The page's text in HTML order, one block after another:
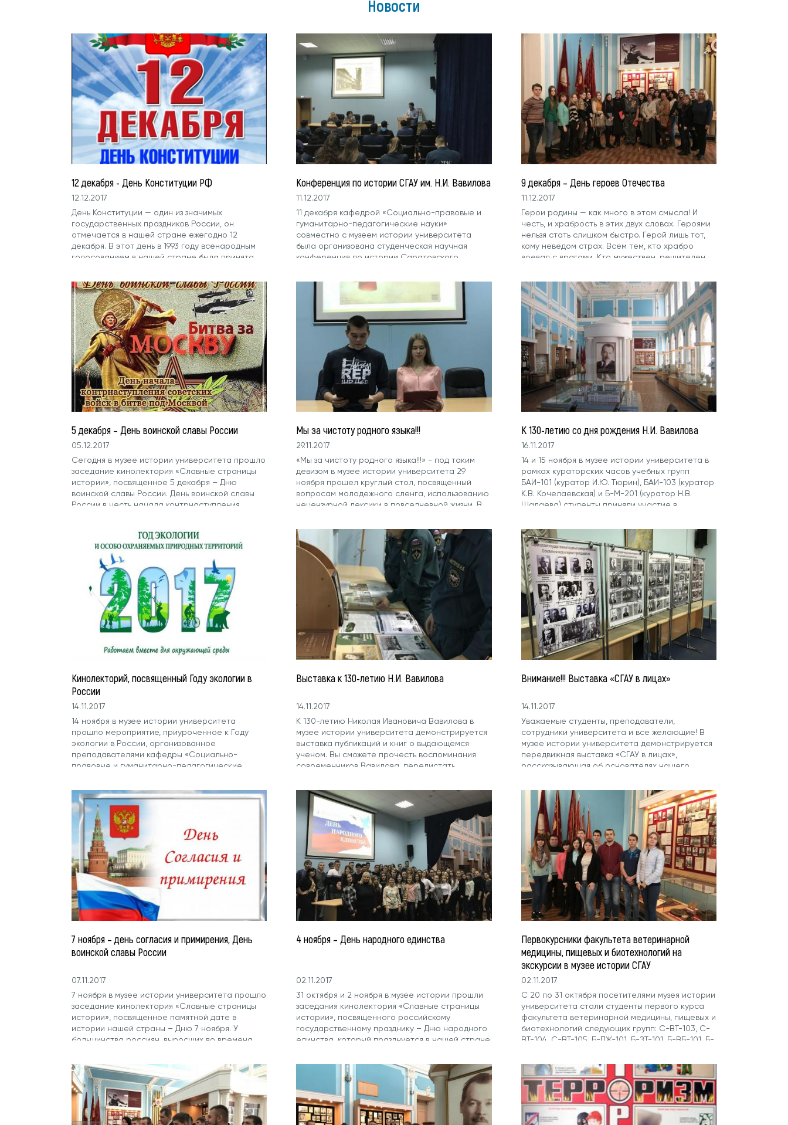
Новости
12 декабря - День Конституции РФ
12.12.2017
День Конституции — один из значимых
государственных праздников России, он
отмечается в нашей стране ежегодно 12
декабря. В этот день в 1993 году всенародным
голосованием в нашей стране была принята
Конференция по истории СГАУ им. Н.И. Вавилова
11.12.2017
11 декабря кафедрой «Социально-правовые и
гуманитарно-педагогические науки»
совместно с музеем истории университета
была организована студенческая научная
конференция по истории Саратовского
9 декабря – День героев Отечества
11.12.2017
Герои родины — как много в этом смысла! И
честь, и храбрость в этих двух словах. Героями
нельзя стать слишком быстро. Герой лишь тот,
кому неведом страх. Всем тем, кто храбро
воевал с врагами, Кто мужествен, решителен
5 декабря – День воинской славы России
05.12.2017
Сегодня в музее истории университета прошло
заседание кинолектория «Славные страницы
истории», посвященное 5 декабря – Дню
воинской славы России. День воинской славы
России в честь начала контрнаступления
Мы за чистоту родного языка!!!
29.11.2017
«Мы за чистоту родного языка!!!» - под таким
девизом в музее истории университета 29
ноября прошел круглый стол, посвященный
вопросам молодежного сленга, использованию
нецензурной лексики в повседневной жизни. В
К 130-летию со дня рождения Н.И. Вавилова
16.11.2017
14 и 15 ноября в музее истории университета в
рамках кураторских часов учебных групп
БАИ-101 (куратор И.Ю. Тюрин), БАИ-103 (куратор
К.В. Кочелаевская) и Б-М-201 (куратор Н.В.
Шалаева) студенты приняли участие в
Кинолекторий, посвященный Году экологии в
России
14.11.2017
14 ноября в музее истории университета
прошло мероприятие, приуроченное к Году
экологии в России, организованное
преподавателями кафедры «Социально-
правовые и гуманитарно-педагогические
Выставка к 130-летию Н.И. Вавилова
14.11.2017
К 130-летию Николая Ивановича Вавилова в
музее истории университета демонстрируется
выставка публикаций и книг о выдающемся
ученом. Вы сможете прочесть воспоминания
современников Вавилова, перелистать
Внимание!!! Выставка «СГАУ в лицах»
14.11.2017
Уважаемые студенты, преподаватели,
сотрудники университета и все желающие! В
музее истории университета демонстрируется
передвижная выставка «СГАУ в лицах»,
рассказывающая об основателях нашего
7 ноября – день согласия и примирения, День
воинской славы России
07.11.2017
7 ноября в музее истории университета прошло
заседание кинолектория «Славные страницы
истории», посвященное памятной дате в
истории нашей страны – Дню 7 ноября. У
большинства россиян, выросших вo времена
4 ноября – День народного единства
02.11.2017
31 октября и 2 ноября в музее истории прошли
заседания кинолектория «Славные страницы
истории», посвященного российскому
государственному празднику – Дню народного
единства, который празднуется в нашей стране
Первокурсники факультета ветеринарной
медицины, пищевых и биотехнологий на
экскурсии в музее истории СГАУ
02.11.2017
С 20 по 31 октября посетителями музея истории
университета стали студенты первого курса
факультета ветеринарной медицины, пищевых и
биотехнологий следующих групп: С-ВТ-103, С-
ВТ-104, С-ВТ-105, Б-ПЖ-101, Б-ЗТ-101, Б-ВБ-101, Б-